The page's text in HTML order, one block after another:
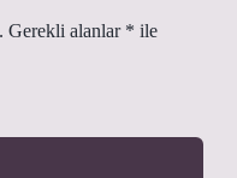
Gerekli alanlar * ile